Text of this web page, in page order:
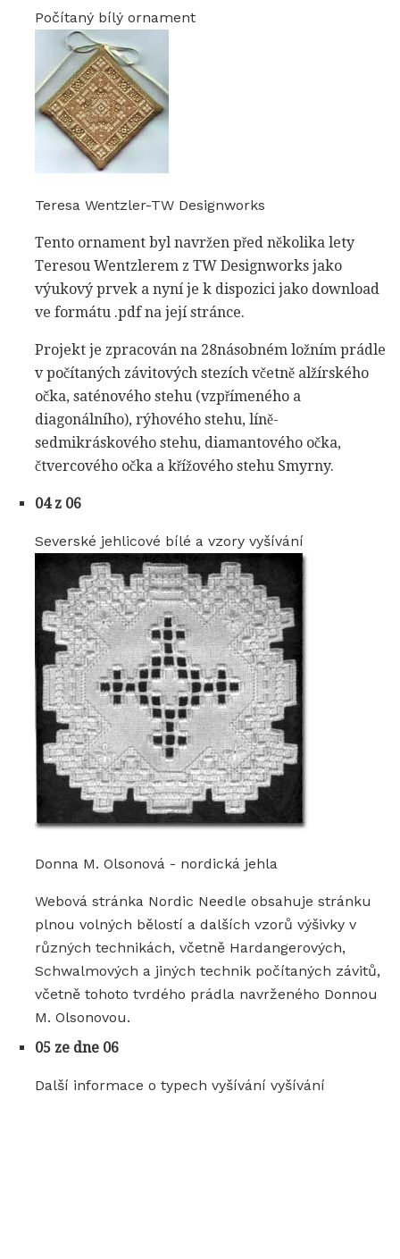
Počítaný bílý ornament
Teresa Wentzler-TW Designworks
Tento ornament byl navržen před několika lety
Teresou Wentzlerem z TW Designworks jako
výukový prvek a nyní je k dispozici jako download
ve formátu .pdf na její stránce.
Projekt je zpracován na 28násobném ložním prádle
v počítaných závitových stezích včetně alžírského
očka, saténového stehu (vzpřímeného a
diagonálního), rýhového stehu, líně-
sedmikráskového stehu, diamantového očka,
čtvercového očka a křížového stehu Smyrny.
04 z 06
Severské jehlicové bílé a vzory vyšívání
Donna M. Olsonová - nordická jehla
Webová stránka Nordic Needle obsahuje stránku
plnou volných bělostí a dalších vzorů výšivky v
různých technikách, včetně Hardangerových,
Schwalmových a jiných technik počítaných závitů,
včetně tohoto tvrdého prádla navrženého Donnou
M. Olsonovou.
05 ze dne 06
Další informace o typech vyšívání vyšívání